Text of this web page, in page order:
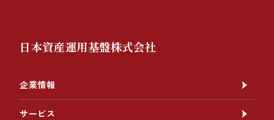
日本資産運用基盤株式会社
企業情報
サービス